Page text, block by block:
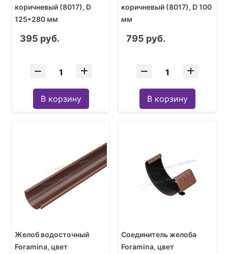
коричневый (8017), D
125*280 мм
395 руб.
В корзину
коричневый (8017), D 100
мм
795 руб.
В корзину
Желоб водосточный
Foramina, цвет
Соединитель желоба
Foramina, цвет